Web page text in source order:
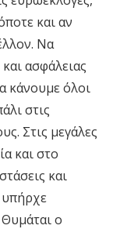
και αν
Να
ασφάλειας
κάνουμε όλοι
στις
Στις μεγάλες
και στο
και
υπήρχε
ο